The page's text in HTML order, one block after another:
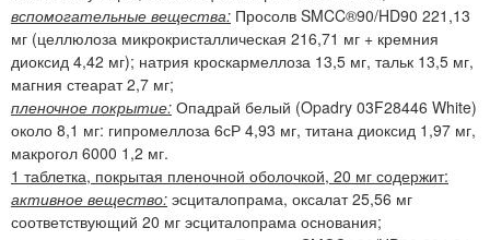
вспомогательные вещества: Просолв SMCC®90/HD90 221,13
мг (целлюлоза микрокристаллическая 216,71 мг + кремния
диоксид 4,42 мг); натрия кроскармеллоза 13,5 мг, тальк 13,5 мг,
магния стеарат 2,7 мг;
пленочное покрытие: Опадрай белый (Opadry 03F28446 White)
около 8,1 мг: гипромеллоза 6сР 4,93 мг, титана диоксид 1,97 мг,
макрогол 6000 1,2 мг.
1 таблетка, покрытая пленочной оболочкой, 20 мг содержит:
активное вещество: эсциталопрама, оксалат 25,56 мг
соответствующий 20 мг эсциталопрама основания;